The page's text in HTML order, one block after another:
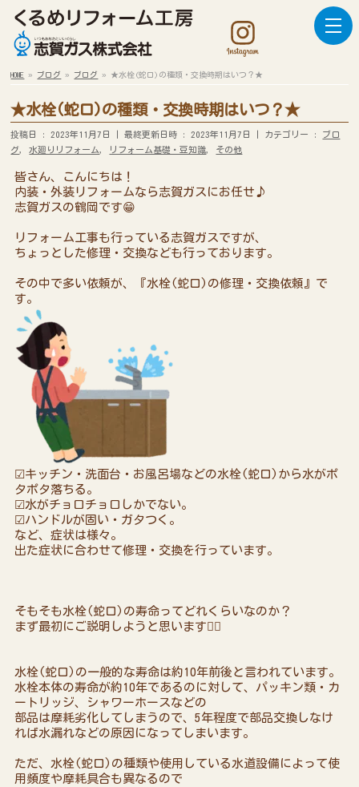
HOME » ブログ » ブログ » ★水栓(蛇口)の種類・交換時期はいつ？★
★水栓(蛇口)の種類・交換時期はいつ？★
投稿日 : 2023年11月7日 最終更新日時 : 2023年11月7日 カテゴリー : ブロ
グ ,水廻りリフォーム リフォーム基礎・豆知識 その他
皆さん、こんにちは！
内装・外装リフォームなら志賀ガスにお任せ♪
志賀ガスの鶴岡です😁
リフォーム工事も行っている志賀ガスですが、
ちょっとした修理・交換なども行っております。
その中で多い依頼が、『水栓(蛇口)の修理・交換依頼』で
す。
☑キッチン・洗面台・お風呂場などの水栓(蛇口)から水がポ
タポタ落ちる。
☑水がチョロチョロしかでない。
☑ハンドルが固い・ガタつく。
など、症状は様々。
出た症状に合わせて修理・交換を行っています。
そもそも水栓(蛇口)の寿命ってどれくらいなのか？
まず最初にご説明しようと思います☝🏻
水栓(蛇口)の一般的な寿命は約10年前後と言われています。
水栓本体の寿命が約10年であるのに対して、パッキン類・カ
ートリッジ、シャワーホースなどの
部品は摩耗劣化してしまうので、5年程度で部品交換しなけ
れば水漏れなどの原因になってしまいます。
ただ、水栓(蛇口)の種類や使用している水道設備によって使
用頻度や摩耗具合も異なるので